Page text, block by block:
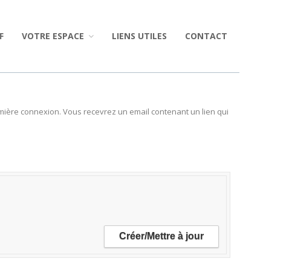
VOTRE ESPACE LIENS UTILES CONTACT
connexion. Vous recevrez un email contenant un lien qui